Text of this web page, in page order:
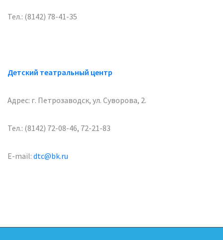
Тел.: (8142) 78-41-35
Детский театральный центр
Адрес: г. Петрозаводск, ул. Суворова, 2.
Тел.: (8142) 72-08-46, 72-21-83
E-mail: dtc@bk.ru